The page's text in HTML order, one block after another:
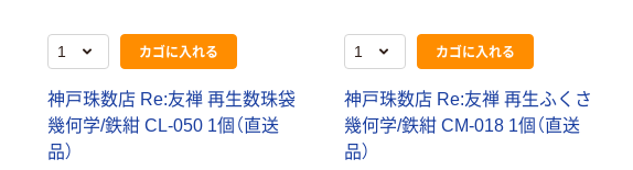
カゴに入れる
神戸珠数店 Re:友禅 再生数珠袋
幾何学/鉄紺 CL-050 1個（直送
品）
カゴに入れる
神戸珠数店 Re:友禅 再生ふくさ
幾何学/鉄紺 CM-018 1個（直送
品）
￥24,500~ オリジナル
ロビーベンチ
奥行570mm×高
さ680mm 背付
耐アルコール・